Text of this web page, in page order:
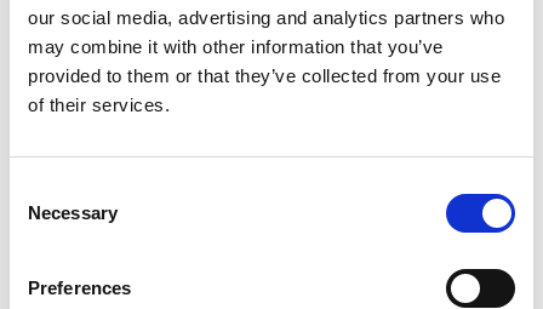
our social media, advertising and analytics partners who
may combine it with other information that you’ve
provided to them or that they’ve collected from your use
of their services.
Selection
Necessary
Preferences
Heilig Hartplein 1
5462 EA Veghel
Parkeren? Dat kan gratis, gewoon voor de